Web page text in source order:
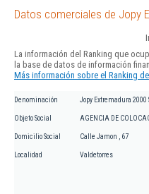
Datos comerciales de Jopy
La información del Ranking que
la base de datos de información
Más información sobre el Ranking
Denominación Jopy Extremadura 2000
Objeto Social AGENCIA DE
Domicilio Social Calle Jamon , 67
Localidad Valdetorres